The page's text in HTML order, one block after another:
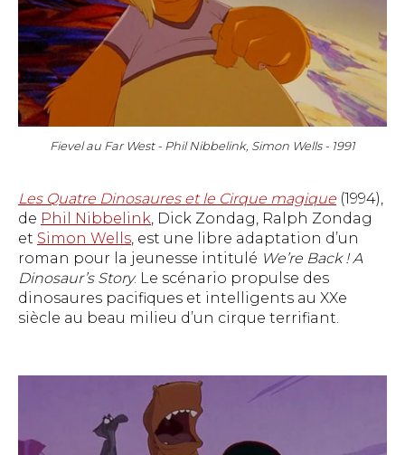
Fievel au Far West - Phil Nibbelink, Simon Wells - 1991
Les Quatre Dinosaures et le Cirque magique (1994),
de Phil Nibbelink, Dick Zondag, Ralph Zondag
et Simon Wells, est une libre adaptation d’un
roman pour la jeunesse intitulé We’re Back ! A
Dinosaur’s Story. Le scénario propulse des
dinosaures pacifiques et intelligents au XXe
siècle au beau milieu d’un cirque terrifiant.